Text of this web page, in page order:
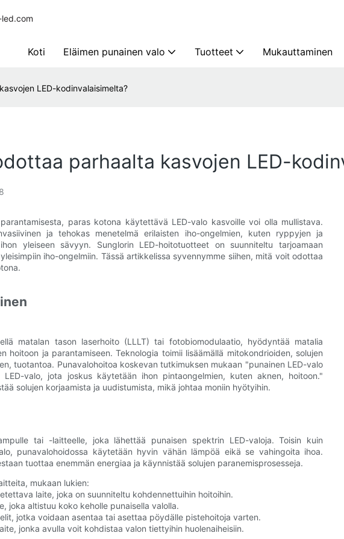
Koti Eläimen punainen valo Tuotteet Mukauttaminen
LED-kodinvalaisimelta?
parhaalta kasvojen LED-
paras kotona käytettävä LED-valo kasvoille voi olla mullistava.
ja tehokas menetelmä erilaisten iho-ongelmien, kuten ryppyjen ja
yleiseen sävyyn. Sunglorin LED-hoitotuotteet on suunniteltu tarjoamaan
iho-ongelmiin. Tässä artikkelissa syvennymme siihen, mitä voit odottaa
matalan tason laserhoito (LLLT) tai fotobiomodulaatio, hyödyntää matalia
hoitoon ja parantamiseen. Teknologia toimii lisäämällä mitokondrioiden, solujen
tuotantoa. Punavalohoitoa koskevan tutkimuksen mukaan "punainen LED-valo
valo, jota joskus käytetään ihon pintaongelmien, kuten aknen, hoitoon."
solujen korjaamista ja uudistumista, mikä johtaa moniin hyötyihin.
tai -laitteelle, joka lähettää punaisen spektrin LED-valoja. Toisin kuin
punavalohoidossa käytetään hyvin vähän lämpöä eikä se vahingoita ihoa.
​​tuottaa enemmän energiaa ja käynnistää solujen paranemisprosesseja.
mukaan lukien:
laite, joka on suunniteltu kohdennettuihin hoitoihin.
joka altistuu koko keholle punaisella valolla.
jotka voidaan asentaa tai asettaa pöydälle pistehoitoja varten.
jonka avulla voit kohdistaa valon tiettyihin huolenaiheisiin.